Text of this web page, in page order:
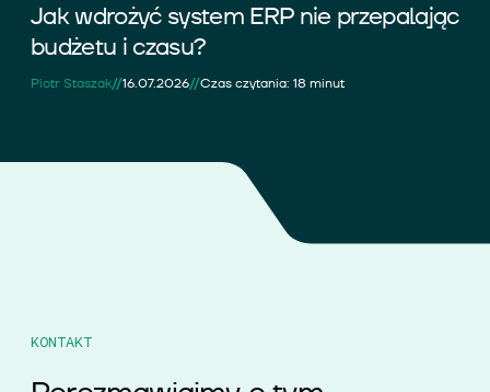
Jak wdrożyć system ERP nie przepalając
budżetu i czasu?
Piotr Staszak//16.07.2026//Czas czytania: 18 minut
KONTAKT